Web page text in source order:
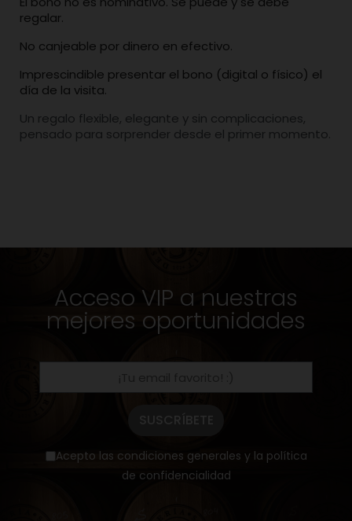
regalar.
No canjeable por dinero en efectivo.
Imprescindible presentar el bono (digital o físico) el
día de la visita.
Un regalo flexible, elegante y sin complicaciones,
pensado para sorprender desde el primer momento.
Acceso VIP a nuestras
mejores oportunidades
Acepto las condiciones generales y la política
de confidencialidad